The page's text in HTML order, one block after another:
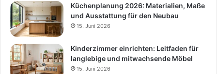
Küchenplanung 2026: Materialien, Maße
und Ausstattung für den Neubau
15. Juni 2026
Kinderzimmer einrichten: Leitfaden für
langlebige und mitwachsende Möbel
15. Juni 2026